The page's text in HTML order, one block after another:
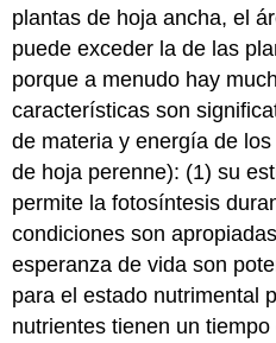
plantas de hoja ancha, el
puede exceder la de las
porque a menudo hay
características son
de materia y energía de
de hoja perenne): (1) su
permite la fotosíntesis
condiciones son
esperanza de vida son
para el estado nutrimental
nutrientes tienen un